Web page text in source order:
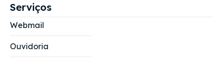
Serviços
Webmail
Ouvidoria